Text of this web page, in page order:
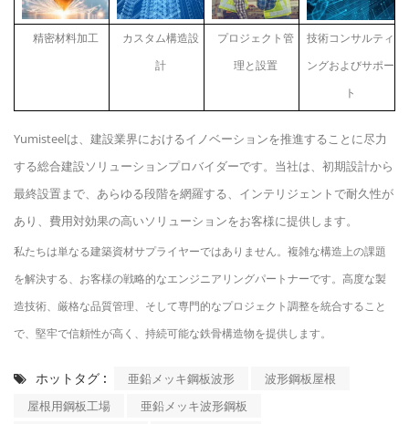
精密材料加工
カスタム構造設
計
プロジェクト管
理と設置
技術コンサルティ
ングおよびサポー
ト
Yumisteelは、建設業界におけるイノベーションを推進することに尽力
する総合建設ソリューションプロバイダーです。当社は、初期設計から
最終設置まで、あらゆる段階を網羅する、インテリジェントで耐久性が
あり、費用対効果の高いソリューションをお客様に提供します。
私たちは単なる建築資材サプライヤーではありません。複雑な構造上の課題
を解決する、お客様の戦略的なエンジニアリングパートナーです。高度な製
造技術、厳格な品質管理、そして専門的なプロジェクト調整を統合すること
で、堅牢で信頼性が高く、持続可能な鉄骨構造物を提供します。
ホットタグ : 亜鉛メッキ鋼板波形
波形鋼板屋根
屋根用鋼板工場
亜鉛メッキ波形鋼板